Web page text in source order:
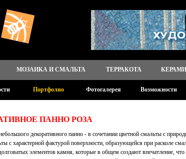
МОЗАИКА И СМАЛЬТА ТЕРРАКОТА
Портфолио Фотогалерея Возможности
ПАННО РОЗА
декоративного панно - в сочетании цветной смальты с
с характерной фактурой поверхности, образующейся при расколе
элементов камня, которые в общем создают впечатление,